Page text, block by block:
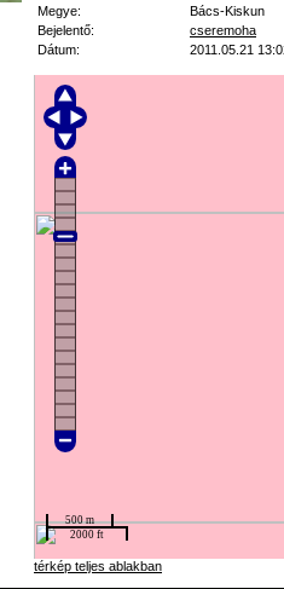
Megye:
Bács-Kiskun
Bejelentő:
cseremoha
Dátum:
2011.05.21
térkép teljes ablakban